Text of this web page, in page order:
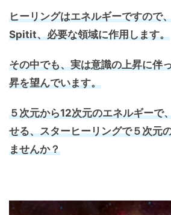
ヒーリングはエネルギーですので
Spitit、必要な領域に作用します。
その中でも、実は意識の上昇に伴
昇を望んでいます。
５次元から12次元のエネルギーで
せる、スターヒーリングで５次元
ませんか？